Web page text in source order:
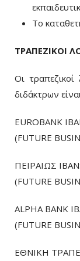
To
ΤΡΑΠΕΖΙΚΟΙ
Οι τραπεζικοί
διδάκτρων
EUROBANK
(FUTURE
ΠΕΙΡΑΙΩΣ
(FUTURE
ALPHA BANK
(FUTURE
ΕΘΝΙΚΗ